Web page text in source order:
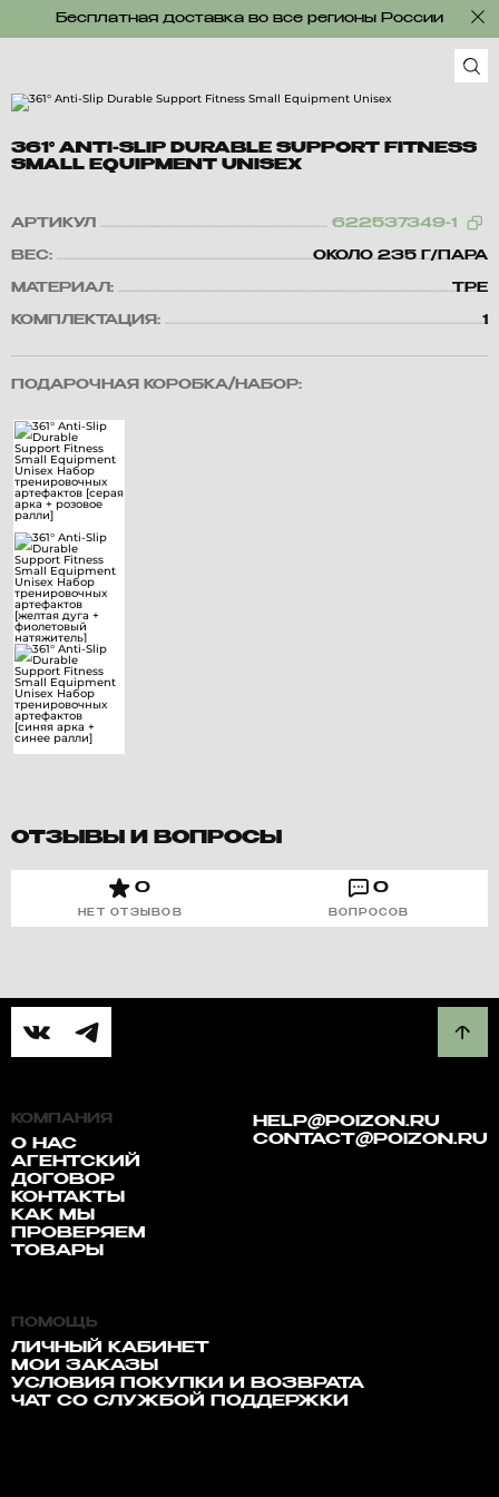
Бесплатная доставка во все регионы России
361° ANTI-SLIP DURABLE SUPPORT FITNESS
SMALL EQUIPMENT UNISEX
АРТИКУЛ 622537349-1
ВЕС: ОКОЛО 235 Г/ПАРА
МАТЕРИАЛ: TPE
КОМПЛЕКТАЦИЯ: 1
ПОДАРОЧНАЯ КОРОБКА/НАБОР:
ОТЗЫВЫ И ВОПРОСЫ
0
НЕТ ОТЗЫВОВ
0
ВОПРОСОВ
КОМПАНИЯ
О НАС
АГЕНТСКИЙ
ДОГОВОР
КОНТАКТЫ
КАК МЫ
ПРОВЕРЯЕМ
ТОВАРЫ
HELP@POIZON.RU
CONTACT@POIZON.RU
ПОМОЩЬ
ЛИЧНЫЙ КАБИНЕТ
МОИ ЗАКАЗЫ
УСЛОВИЯ ПОКУПКИ И ВОЗВРАТА
ЧАТ СО СЛУЖБОЙ ПОДДЕРЖКИ